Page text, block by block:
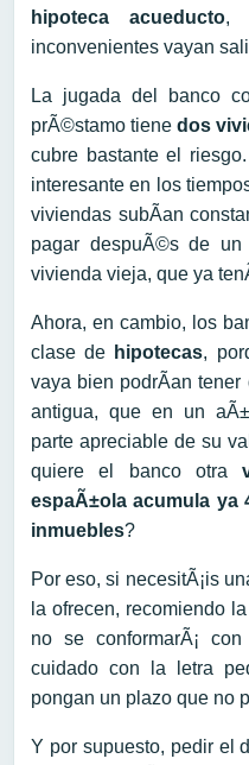
hipoteca acueducto,
inconvenientes vayan
La jugada del banco
prÃ©stamo tienedos
cubre bastante el
interesante en los
viviendas subÃ­an
pagar despuÃ©s de
vivienda vieja, que ya
Ahora, en cambio, los
clase de hipotecas,
vaya bien podrÃ­an
antigua, que en un
parte apreciable de su
quiere el banco otra
espaÃ±ola acumula ya
inmuebles?
Por eso, si necesitÃ¡is
la ofrecen, recomiendo
no se conformarÃ¡
cuidado con la letra
pongan un plazo que no
Y por supuesto, pedir el